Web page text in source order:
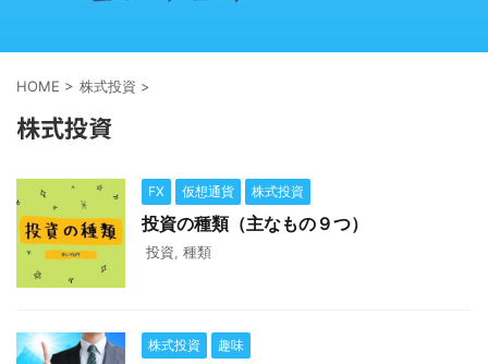
HOME > 株式投資 >
株式投資
FX 仮想通貨 株式投資
投資の種類（主なもの９つ）
投資 種類
株式投資 趣味